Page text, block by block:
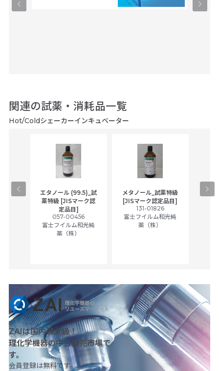
関連の試薬・消耗品一覧
Hot/Coldシェーカーインキュベーター
エタノール (99.5)_試
薬特級 [JISマーク認
定品目]
057-00456
富士フイルム和光純
薬（株）
メタノール_試薬特級
[JISマーク認定品目]
131-01826
富士フイルム和光純
薬（株）
ア
ZAIは国内最大級！
理化学機器の中古販売市場で
す。
会員登録は無料です。